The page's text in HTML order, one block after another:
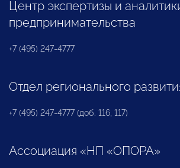
Центр экспертизы и
предпринимательства
+7 (495) 247-4777
Отдел регионального
+7 (495) 247-4777 (доб. 116, 117)
Ассоциация «НП «ОПОРА»